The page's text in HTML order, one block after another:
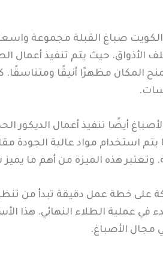
صباغ القبلة مجموعة
الأذواق. حيث يتم تنفيذ أعمال
المكان مظهرًا أنيقًا ومتناسقًا.
أيضًا تنفيذ أعمال الديكور
يتم استخدام مواد عالية الجودة
وتعتبر هذه الميزة من أهم ما
على خطة عمل دقيقة تبدأ من
في عملية الطلاء النهائي. هذا
مجال الأصباغ.